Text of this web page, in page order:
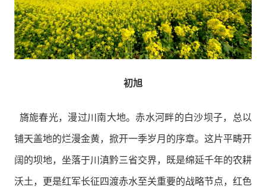
初旭
旖旎春光，漫过川南大地。赤水河畔的白沙坝子，总以
铺天盖地的烂漫金黄，掀开一季岁月的序章。这片平畴开
阔的坝地，坐落于川滇黔三省交界，既是绵延千年的农耕
沃土，更是红军长征四渡赤水至关重要的战略节点，红色